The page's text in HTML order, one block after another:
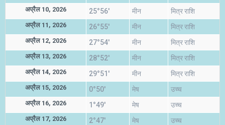
अप्रैल 10, 2026 25°56' मीन मित्र राशि
अप्रैल 11, 2026 26°55' मीन मित्र राशि
अप्रैल 12, 2026 27°54' मीन मित्र राशि
अप्रैल 13, 2026 28°52' मीन मित्र राशि
अप्रैल 14, 2026 29°51' मीन मित्र राशि
अप्रैल 15, 2026 0°50' मेष उच्च
अप्रैल 16, 2026 1°49' मेष उच्च
अप्रैल 17, 2026 2°47' मेष उच्च